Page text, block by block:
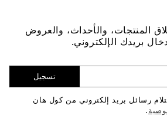
المنتجات، والأحداث، والعروض
بريدك الإلكتروني.
تسجيل
رسائل بريد إلكتروني من كول هان
.